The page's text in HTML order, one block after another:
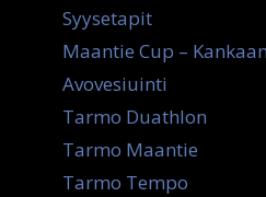
Syysetapit
Maantie Cup –
Avovesiuinti
Tarmo Duathlon
Tarmo Maantie
Tarmo Tempo